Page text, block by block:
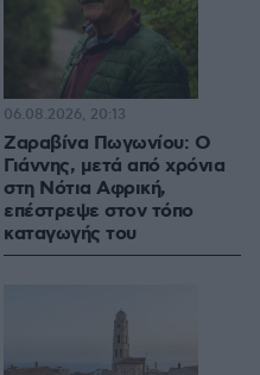
Ζαραβίνα Πωγωνίου: Ο
Γιάννης, μετά από χρόνια
στη Νότια Αφρική,
επέστρεψε στον τόπο
καταγωγής του
06.08.2026, 20:13